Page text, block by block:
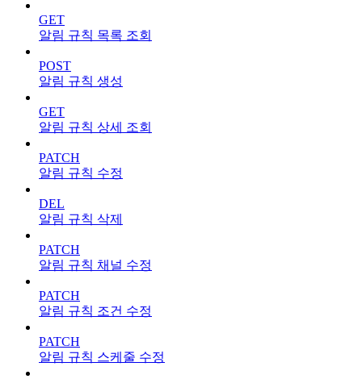
GET
알림 규칙 목록 조회
POST
알림 규칙 생성
GET
알림 규칙 상세 조회
PATCH
알림 규칙 수정
DEL
알림 규칙 삭제
PATCH
알림 규칙 채널 수정
PATCH
알림 규칙 조건 수정
PATCH
알림 규칙 스케줄 수정